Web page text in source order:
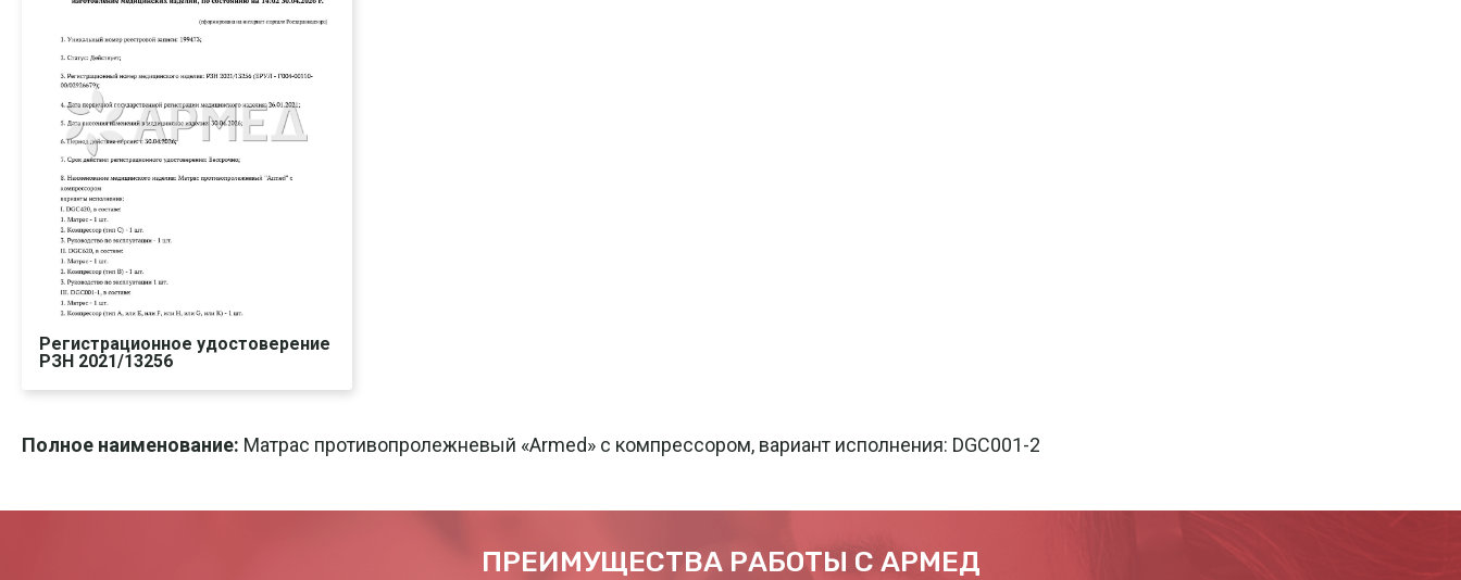
Регистрационное удостоверение
РЗН 2021/13256
Полное наименование: Матрас противопролежневый «Armed» с компрессором, вариант исполнения: DGC001-2
ПРЕИМУЩЕСТВА РАБОТЫ С АРМЕД